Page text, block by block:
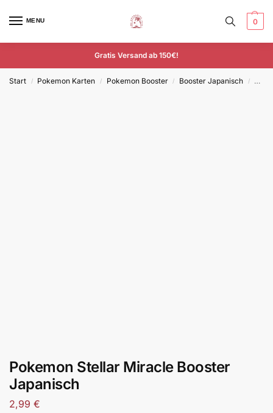
MENU 0
Gratis Versand ab 150€!
Start / Pokemon Karten / Pokemon Booster / Booster Japanisch /
Pokemon Stellar Miracle Booster
Japanisch
2,99 €